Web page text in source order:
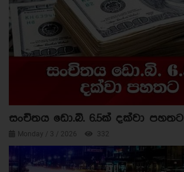
සංචිතය ඩො.බි. 6.5ක් දක්වා පහතට
Monday / 3 / 2026 332